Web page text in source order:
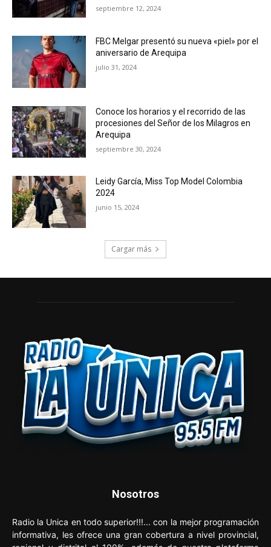
septiembre 12, 2024
FBC Melgar presentó su nueva «piel» por el
aniversario de Arequipa
julio 31, 2024
Conoce los horarios y el recorrido de las
procesiones del Señor de los Milagros en
Arequipa
septiembre 30, 2024
Leidy García, Miss Top Model Colombia
2024
junio 15, 2024
Cargar más
Nosotros
Radio la Unica en todo superior!!!... con la mejor programación
informativa, les ofrece una gran cobertura a nivel provincial,